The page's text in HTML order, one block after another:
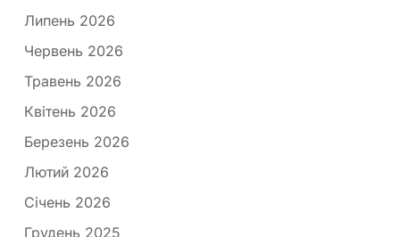
Липень 2026
Червень 2026
Травень 2026
Квітень 2026
Березень 2026
Лютий 2026
Січень 2026
Грудень 2025